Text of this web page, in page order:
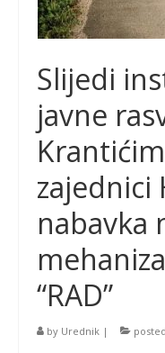
Slijedi
javne
zajednici
nabavka
“RAD”
by Urednik |